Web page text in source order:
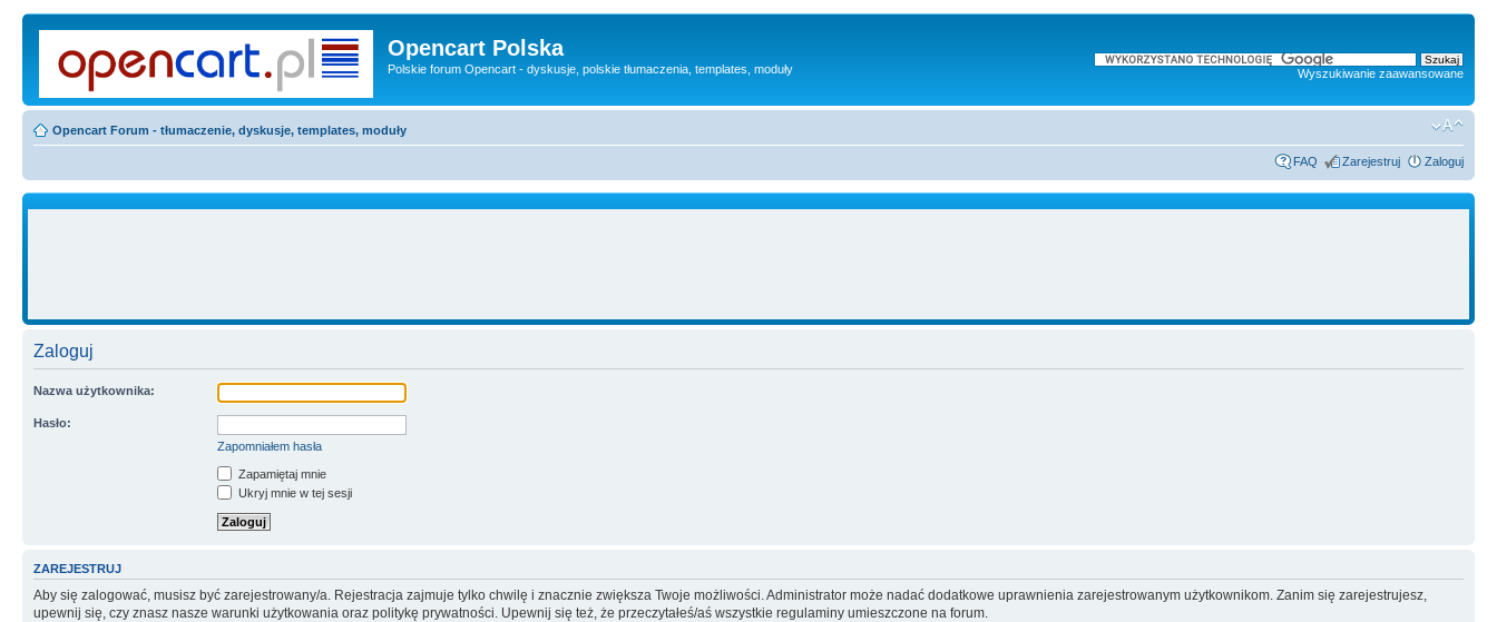
Opencart Polska
Polskie forum Opencart - dyskusje, polskie tłumaczenia, templates, moduły Wyszukiwanie zaawansowane
Opencart Forum - tłumaczenie, dyskusje, templates, moduły
FAQ Zarejestruj Zaloguj
Zaloguj
Nazwa użytkownika:
Hasło:
Zapomniałem hasła
Zapamiętaj mnie
Ukryj mnie w tej sesji
ZAREJESTRUJ
Aby się zalogować, musisz być zarejestrowany/a. Rejestracja zajmuje tylko chwilę i znacznie zwiększa Twoje możliwości. Administrator może nadać dodatkowe uprawnienia zarejestrowanym użytkownikom. Zanim się zarejestrujesz,
upewnij się, czy znasz nasze warunki użytkowania oraz politykę prywatności. Upewnij się też, że przeczytałeś/aś wszystkie regulaminy umieszczone na forum.